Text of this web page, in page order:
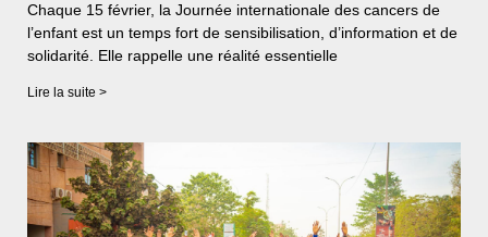
Chaque 15 février, la Journée internationale des cancers de
l’enfant est un temps fort de sensibilisation, d’information et de
solidarité. Elle rappelle une réalité essentielle
Lire la suite >